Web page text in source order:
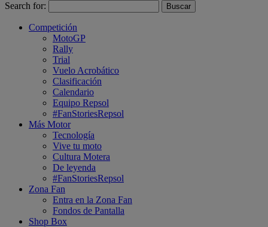
Search for:
Competición
MotoGP
Rally
Trial
Vuelo Acrobático
Clasificación
Calendario
Equipo Repsol
#FanStoriesRepsol
Más Motor
Tecnología
Vive tu moto
Cultura Motera
De leyenda
#FanStoriesRepsol
Zona Fan
Entra en la Zona Fan
Fondos de Pantalla
Shop Box